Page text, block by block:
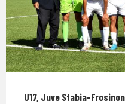
U17, Juve Stabia-